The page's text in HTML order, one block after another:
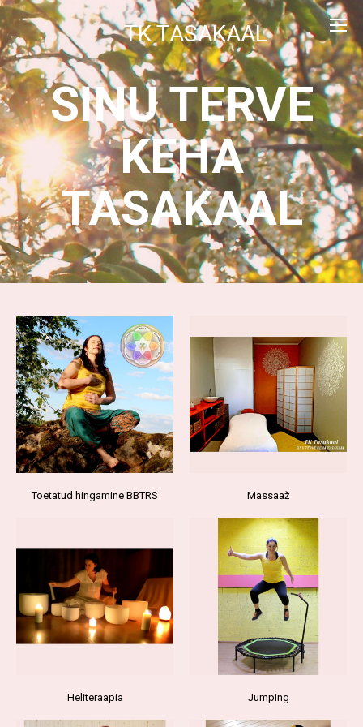
TK TASAKAAL
SINU TERVE
KEHA
TASAKAAL
Toetatud hingamine BBTRS Massaaž
Heliteraapia Jumping